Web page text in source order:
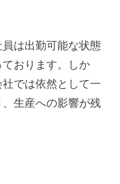
は出勤可能な状態
おります。しか
では依然として一
生産への影響が残